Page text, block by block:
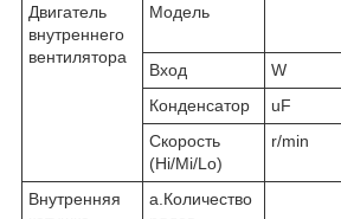
Двигатель
внутреннего
вентилятора
Модель
Вход
W
Конденсатор
uF
Скорость
(Hi/Mi/Lo)
r/min
Внутренняя
а.Количество